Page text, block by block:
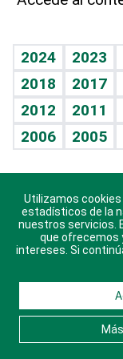
Vida y familia
Eñe
Celebrando la vida
Sin complejos
En pocas palabras
Escuchando al
Economía Personal
TBT Deportivo
Guía del dinero
Horóscopos
Crucigramas
2024 2023
2018
2017
2012
2011
2006
2005
Descarga
© 2021 Diario
Consulta el
nosotros
Utilizamos
estadísticos de la
nuestros servicios.
que ofrecemos
intereses. Si